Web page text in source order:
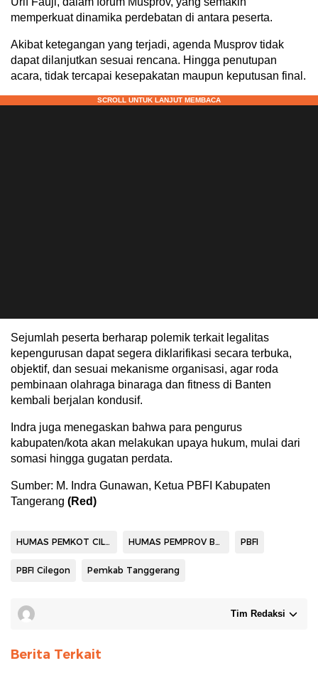
memperkuat dinamika perdebatan di antara peserta.
Akibat ketegangan yang terjadi, agenda Musprov tidak
dapat dilanjutkan sesuai rencana. Hingga penutupan
acara, tidak tercapai kesepakatan maupun keputusan final.
Sejumlah peserta berharap polemik terkait legalitas
kepengurusan dapat segera diklarifikasi secara terbuka,
objektif, dan sesuai mekanisme organisasi, agar roda
pembinaan olahraga binaraga dan fitness di Banten
kembali berjalan kondusif.
Indra juga menegaskan bahwa para pengurus
kabupaten/kota akan melakukan upaya hukum, mulai dari
somasi hingga gugatan perdata.
Sumber: M. Indra Gunawan, Ketua PBFI Kabupaten
Tangerang (Red)
HUMAS PEMKOT CILEGON HUMAS PEMPROV BANTEN PBFI
PBFI Cilegon Pemkab Tanggerang
Tim Redaksi
Berita Terkait